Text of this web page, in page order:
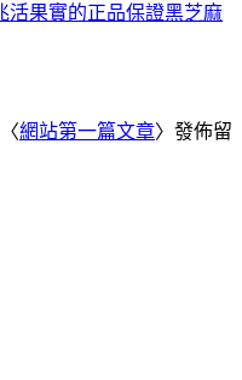
活果實的正品保證黑芝麻
網站第一篇文章〉發佈留